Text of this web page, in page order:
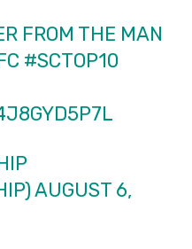
FROM THE MAN
#SCTOP10
AUGUST 6,